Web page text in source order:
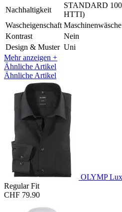
Nachhaltigkeit
STANDARD
HTTI)
Wascheigenschaft Maschinenwäsche
Kontrast
Nein
Design & Muster Uni
Mehr anzeigen +
Ähnliche Artikel
Ähnliche Artikel
OLYMP
Regular Fit
CHF 79.90